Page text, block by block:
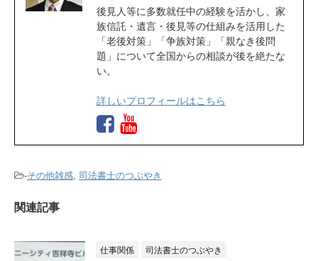
後見人等に多数就任中の経験を活かし、家
族信託・遺言・後見等の仕組みを活用した
「老後対策」「争族対策」「親なき後問
題」について全国からの相談が後を絶たな
い。
詳しいプロフィールはこちら
-その他雑感, 司法書士のつぶやき
関連記事
仕事関係 司法書士のつぶやき